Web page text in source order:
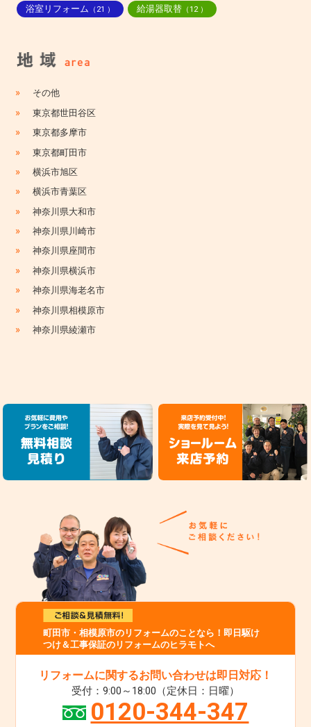
浴室リフォーム （21 ） 給湯器取替（12 ）
» その他
» 東京都世田谷区
» 東京都多摩市
» 東京都町田市
» 横浜市旭区
» 横浜市青葉区
» 神奈川県大和市
» 神奈川県川崎市
» 神奈川県座間市
» 神奈川県横浜市
» 神奈川県海老名市
» 神奈川県相模原市
» 神奈川県綾瀬市
町田市・相模原市のリフォームのことなら！即日駆け
つけ＆工事保証のリフォームのヒラモトへ
リフォームに関するお問い合わせは即日対応！
受付：9:00～18:00（定休日：日曜）
0120-344-347